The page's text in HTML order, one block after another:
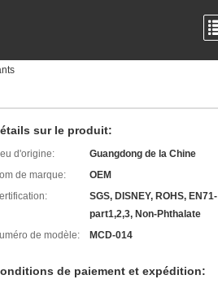
sur le produit:
d'origine:
Guangdong de la Chine
de marque:
OEM
SGS, DISNEY, ROHS, EN71-
part1,2,3, Non-Phthalate
de modèle:
MCD-014
de paiement et expédition: